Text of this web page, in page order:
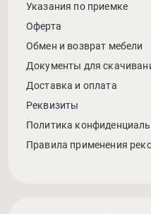
Указания по приемке
Оферта
Обмен и возврат мебели
Документы для
Доставка и оплата
Реквизиты
Политика
Правила применения